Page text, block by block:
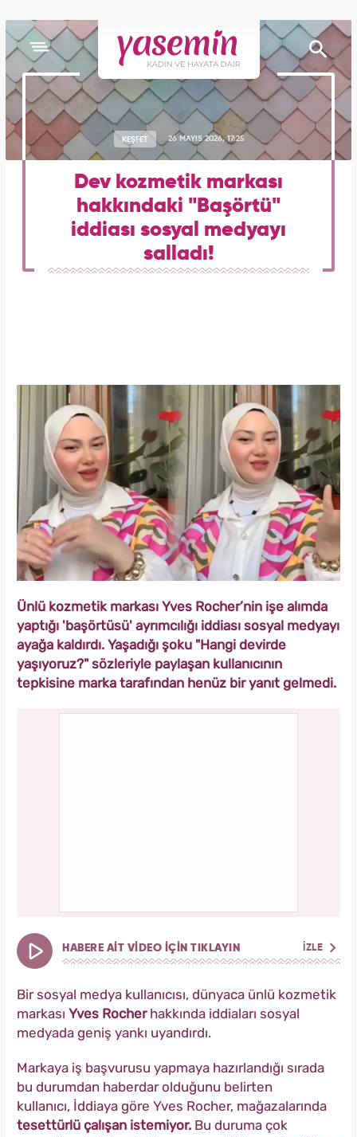
KEŞFET 26 MAYIS 2026, 17:25
Dev kozmetik markası
hakkındaki "Başörtü"
iddiası sosyal medyayı
salladı!
Ünlü kozmetik markası Yves Rocher’nin işe alımda
yaptığı 'başörtüsü' ayrımcılığı iddiası sosyal medyayı
ayağa kaldırdı. Yaşadığı şoku "Hangi devirde
yaşıyoruz?" sözleriyle paylaşan kullanıcının
tepkisine marka tarafından henüz bir yanıt gelmedi.
HABERE AİT VİDEO İÇİN TIKLAYIN İZLE
Bir sosyal medya kullanıcısı, dünyaca ünlü kozmetik
markası Yves Rocherhakkında iddiaları sosyal
medyada geniş yankı uyandırdı.
Markaya iş başvurusu yapmaya hazırlandığı sırada
bu durumdan haberdar olduğunu belirten
kullanıcı, İddiaya göre Yves Rocher, mağazalarında
tesettürlü çalışan istemiyor. Bu duruma çok